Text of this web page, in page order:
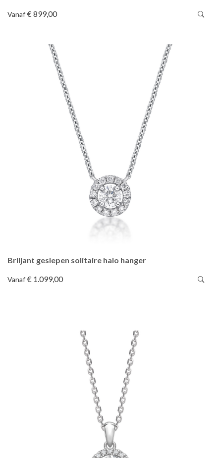
Vanaf€ 899,00
Briljant geslepen solitaire halo hanger
Vanaf€ 1.099,00